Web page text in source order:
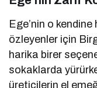
Ege’nin o
özleyenler için
harika birer
sokaklarda
üreticilerin el